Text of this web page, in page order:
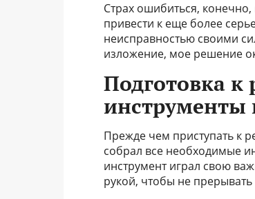
Страх ошибиться,
привести к еще более
неисправностью своими
изложение, мое решение
Подготовка к
инструменты
Прежде чем приступать к
собрал все необходимые
инструмент играл свою
рукой, чтобы не